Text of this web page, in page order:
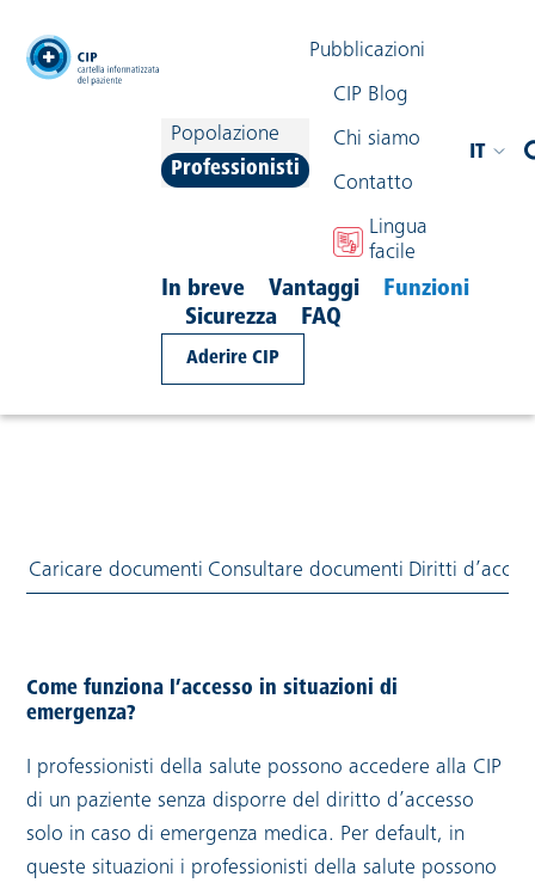
navigazione
Popolazione
Professionisti
Pubblicazioni
CIP Blog
Chi siamo
Contatto
Lingua
facile
IT
In breve Vantaggi
Funzioni
Sicurezza
FAQ
Aderire CIP
Condividi contenuto
Accesso in situazioni di
emergenza
Caricare documenti Consultare documenti Diritti
Come funziona l’accesso in situazioni di
emergenza?
I professionisti della salute possono accedere alla CIP
di un paziente senza disporre del diritto d’accesso
solo in caso di emergenza medica. Per default, in
queste situazioni i professionisti della salute possono